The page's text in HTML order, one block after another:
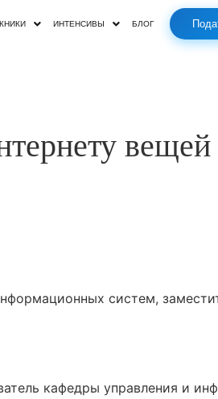
ИНТЕНСИВЫ БЛОГ
систем,
кафедры управления и